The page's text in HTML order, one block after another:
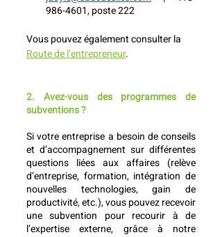
986-4601, poste 222
Vous pouvez également consulter la
Route de l’entrepreneur.
2. Avez-vous des programmes de
subventions ?
Si votre entreprise a besoin de conseils
et d’accompagnement sur différentes
questions liées aux affaires (relève
d’entreprise, formation, intégration de
nouvelles technologies, gain de
productivité, etc.), vous pouvez recevoir
une subvention pour recourir à de
l’expertise externe, grâce à notre